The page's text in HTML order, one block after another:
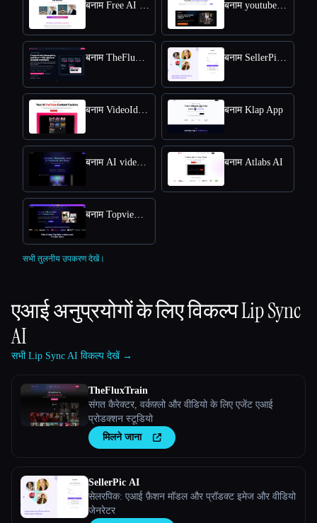
बनाम Free AI kissing video generator बनाम youtube video downloader
बनाम TheFluxTrain बनाम SellerPic AI
बनाम VideoIdeas AI बनाम Klap App
बनाम AI video editor बनाम Atlabs AI
बनाम Topview AI URL to Video
सभी तुलनीय उपकरण देखें।
एआई अनुप्रयोगों के लिए विकल्पLip Sync
AI
सभी Lip Sync AI विकल्प देखें →
TheFluxTrain
संगत कैरेक्टर, वर्कफ़्लो और वीडियो के लिए एजेंट एआई
प्रोडक्शन स्टूडियो
मिलने जाना
SellerPic AI
सेलरपिक: एआई फ़ैशन मॉडल और प्रॉडक्ट इमेज और वीडियो
जेनरेटर